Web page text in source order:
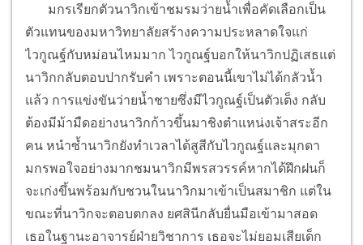
มกรเรียกตัวนาวิกเข้าชมรมว่ายน้ำเพื่อคัดเลือกเป็น
ตัวแทนของมหาวิทยาลัยสร้างความประหลาดใจแก่
ไวกูณฐ์กับหม่อนไหมมาก ไวกูณฐ์บอกให้นาวิกปฏิเสธแต่
นาวิกกลับตอบปากรับคำ เพราะตอนนี้เขาไม่ได้กลัวน้ำ
แล้ว การแข่งขันว่ายน้ำชายซึ่งมีไวกูณฐ์เป็นตัวเต็ง กลับ
ต้องมีม้ามืดอย่างนาวิกก้าวขึ้นมาชิงตำแหน่งเจ้าสระอีก
คน หนำซ้ำนาวิกยังทำเวลาได้สูสีกับไวกูณฐ์และมุกดา
มกรพอใจอย่างมากชมนาวิกมีพรสวรรค์หากได้ฝึกฝนก็
จะเก่งขึ้นพร้อมกับชวนในนาวิกมาเข้าเป็นสมาชิก แต่ใน
ขณะที่นาวิกจะตอบตกลง ยศสินีกลับยื่นมือเข้ามาสอด
เธอในฐานะอาจารย์ฝ่ายวิชาการ เธอจะไม่ยอมเสียเด็ก